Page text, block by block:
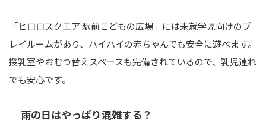
「ヒロロスクエア 駅前こどもの広場」には未就学児向けのプ
レイルームがあり、ハイハイの赤ちゃんでも安全に遊べます。
授乳室やおむつ替えスペースも完備されているので、乳児連れ
でも安心です。
雨の日はやっぱり混雑する？